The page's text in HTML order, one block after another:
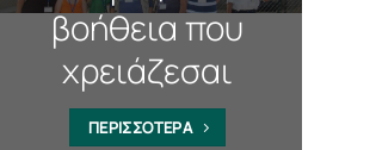
βοήθεια που
χρειάζεσαι
ΠΕΡΙΣΣΟΤΕΡΑ